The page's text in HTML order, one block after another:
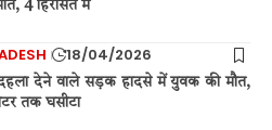
4 हिरासत में
18/04/2026
देने वाले सड़क हादसे में युवक की मौत,
तक घसीटा